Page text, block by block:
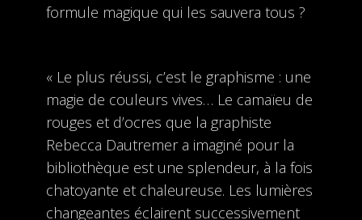
formule magique qui les sauvera tous ?
« Le plus réussi, c’est le gra­phisme : une
magie de couleurs vives… Le camaïeu de
rouges et d’ocres que la graphiste
Rebecca Dautremer a imaginé pour la
bibliothèque est une splendeur, à la fois
chatoyante et chaleureuse. Les lumières
changeantes éclairent successivement